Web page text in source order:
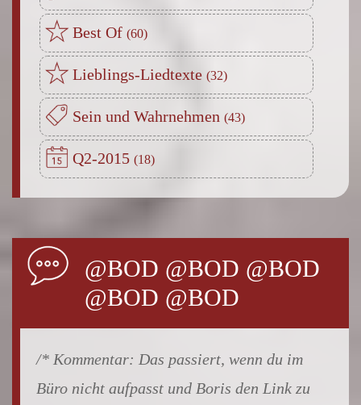
Best Of
Lieblings-Liedtexte
Sein und Wahrnehmen
Q2-2015
@BOD @BOD @BOD
@BOD @BOD
Das passiert, wenn du im
Büro nicht aufpasst und Boris den Link zu